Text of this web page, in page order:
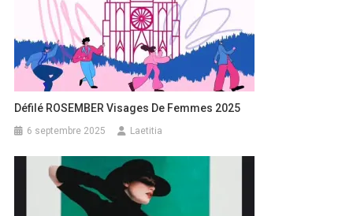
Défilé ROSEMBER Visages De Femmes 2025
6 septembre 2025 Laetitia